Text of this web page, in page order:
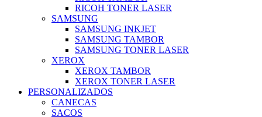
RICOH TONER LASER
SAMSUNG
SAMSUNG INKJET
SAMSUNG TAMBOR
SAMSUNG TONER LASER
XEROX
XEROX TAMBOR
XEROX TONER LASER
PERSONALIZADOS
CANECAS
SACOS